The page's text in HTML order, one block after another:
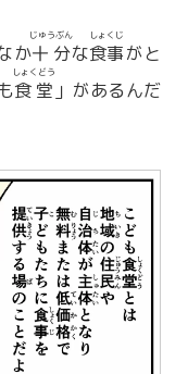
か十分
じゅうぶん
な食事
しょくじ
がと
食堂
しょくどう
」があるんだ